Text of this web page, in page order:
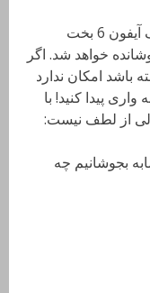
در ویدئویی که در ادامه خواهید دید یک آیفون 6 بخت
خواهد شد. اگر
امکان ندارد
واری پیدا کنید! با
از لطف نیست:
6 را در نوشابه بجوشانیم چه